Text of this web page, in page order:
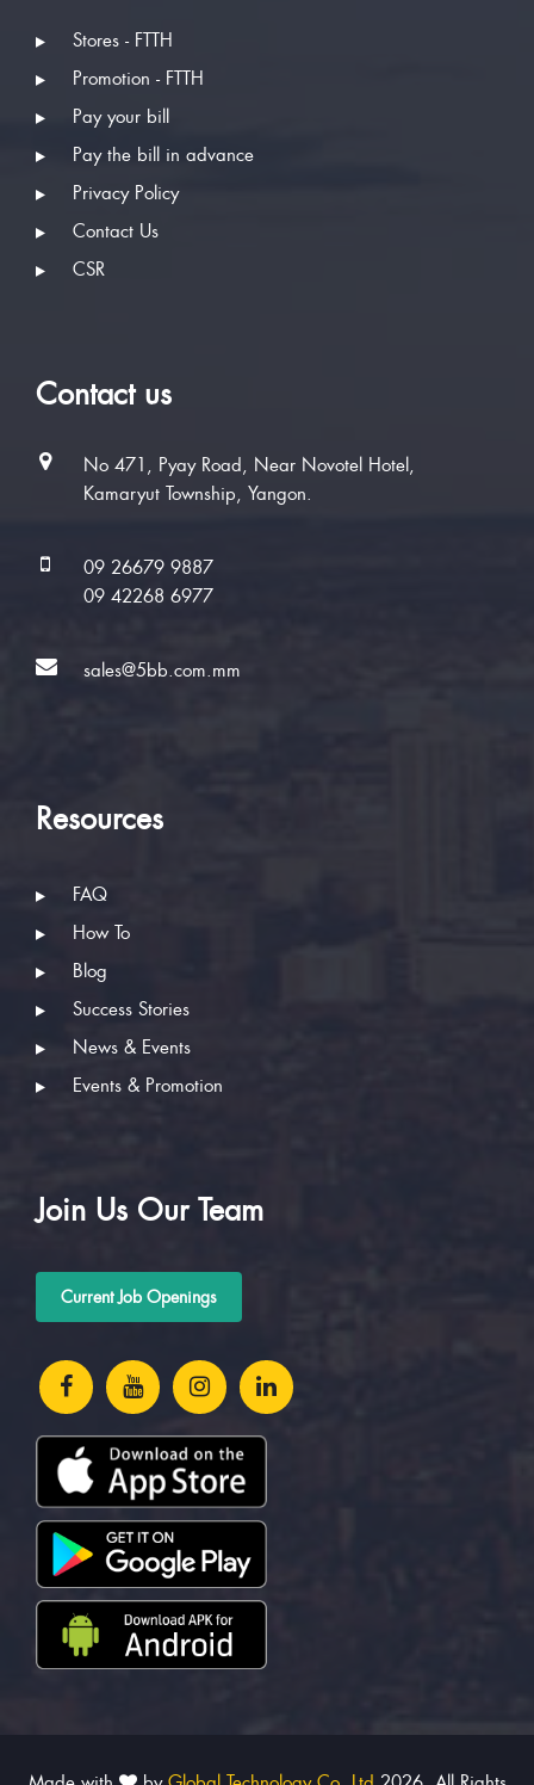
Stores - FTTH
Promotion - FTTH
Pay your bill
Pay the bill in advance
Privacy Policy
Contact Us
CSR
Contact us
No 471, Pyay Road, Near Novotel Hotel,
Kamaryut Township, Yangon.
09 26679 9887
09 42268 6977
sales@5bb.com.mm
Resources
FAQ
How To
Blog
Success Stories
News & Events
Events & Promotion
Join Us Our Team
Current Job Openings